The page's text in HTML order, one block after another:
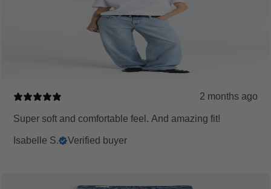
2 months ago
Super soft and comfortable feel. And amazing fit!
Isabelle S. Verified buyer